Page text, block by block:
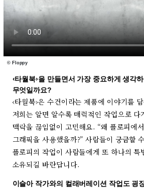
© Floppy
‹타월북›을 만들면서 가장 중요하게 생각
무엇일까요?
‹타월북›은 수건이라는 제품에 이야기를
저희는 알면 알수록 매력적인 작업으로 다
맥락을 끊임없이 고민해요. “왜 플로피에
그래픽을 사용했을까?” 사람들이 궁금할
플로피의 작업이 사람들에게 또 하나의 특
소유되길 바란답니다.
이슬아 작가와의 컬래버레이션 작업도 굉